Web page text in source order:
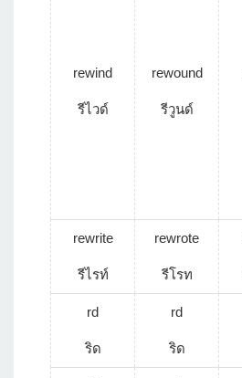
rewind
รีไวด์
rewound
รีวูนด์
rewrite
รีไรท์
rewrote
รีโรท
rd
ริด
rd
ริด